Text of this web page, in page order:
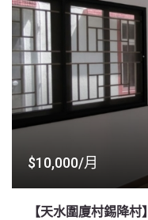
$10,000/月
【天水圍廈村錫降